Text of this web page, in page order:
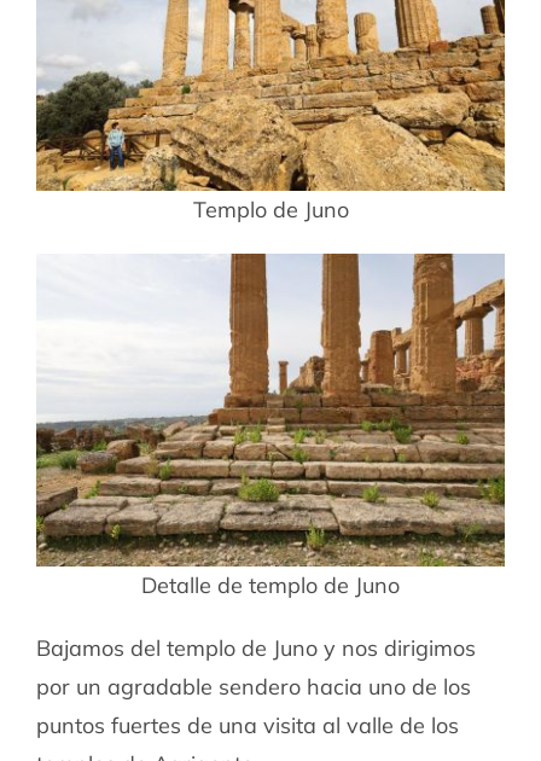
Templo de Juno
Detalle de templo de Juno
Bajamos del templo de Juno y nos dirigimos
por un agradable sendero hacia uno de los
puntos fuertes de una visita al valle de los